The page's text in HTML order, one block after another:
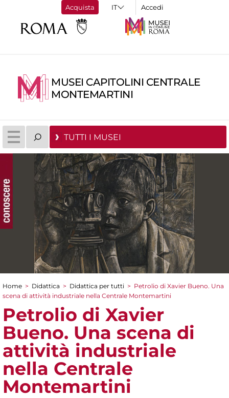
Acquista Accedi
MUSEI CAPITOLINI CENTRALE
MONTEMARTINI
TUTTI I MUSEI
Tu sei qui
Home > Didattica > Didattica per tutti > Petrolio di Xavier Bueno. Una
scena di attività industriale nella Centrale Montemartini
Petrolio di Xavier
Bueno. Una scena di
attività industriale
nella Centrale
Montemartini